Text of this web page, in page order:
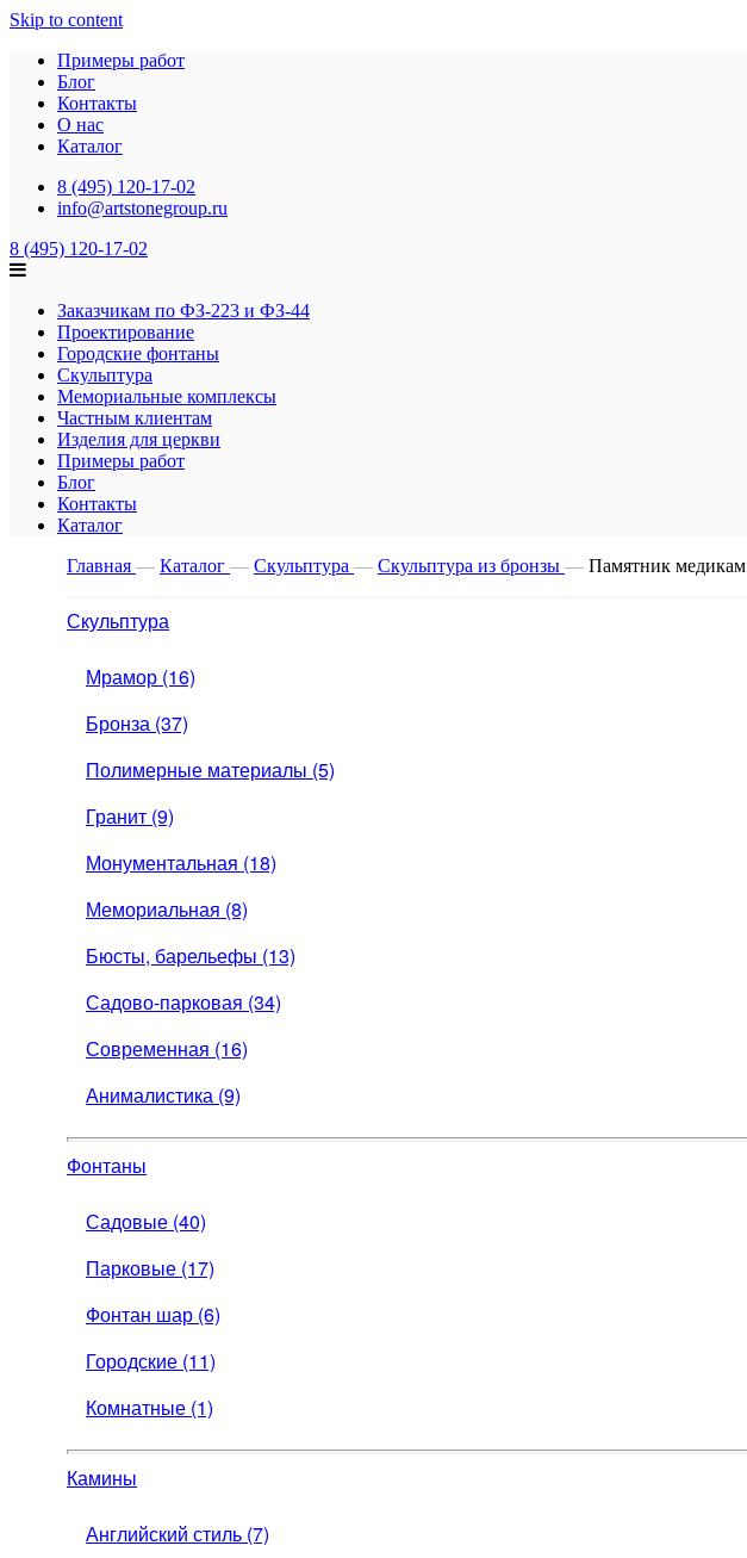
Skip to content
Примеры работ
Блог
Контакты
О нас
Каталог
8 (495) 120-17-02
info@artstonegroup.ru
8 (495) 120-17-02
Заказчикам по ФЗ-223 и ФЗ-44
Проектирование
Городские фонтаны
Скульптура
Мемориальные комплексы
Частным клиентам
Изделия для церкви
Примеры работ
Блог
Контакты
Каталог
Главная — Каталог — Скульптура — Скульптура из бронзы — Памятник медикам
Скульптура
Мрамор (16)
Бронза (37)
Полимерные материалы (5)
Гранит (9)
Монументальная (18)
Мемориальная (8)
Бюсты, барельефы (13)
Садово-парковая (34)
Современная (16)
Анималистика (9)
Фонтаны
Садовые (40)
Парковые (17)
Фонтан шар (6)
Городские (11)
Комнатные (1)
Камины
Английский стиль (7)